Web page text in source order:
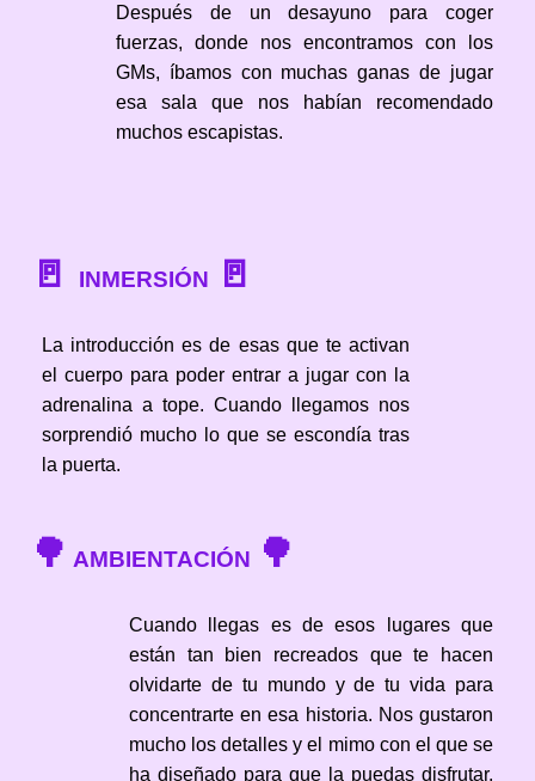
Después de un desayuno para coger
fuerzas, donde nos encontramos con los
GMs, íbamos con muchas ganas de jugar
esa sala que nos habían recomendado
muchos escapistas.
🚪 INMERSIÓN 🚪
La introducción es de esas que te activan
el cuerpo para poder entrar a jugar con la
adrenalina a tope. Cuando llegamos nos
sorprendió mucho lo que se escondía tras
la puerta.
🌳 AMBIENTACIÓN 🌳
Cuando llegas es de esos lugares que
están tan bien recreados que te hacen
olvidarte de tu mundo y de tu vida para
concentrarte en esa historia. Nos gustaron
mucho los detalles y el mimo con el que se
ha diseñado para que la puedas disfrutar.